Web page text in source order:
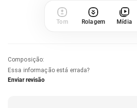
Tom Rolagem Mídia
Composição:
Essa informação está errada?
Enviar revisão